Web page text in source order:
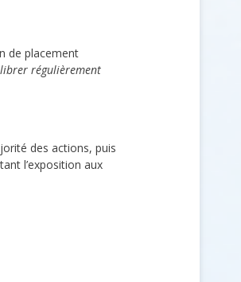
de placement
régulièrement
des actions, puis
l’exposition aux